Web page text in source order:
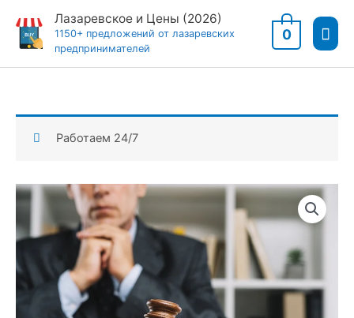
содержимому
Лазаревское и Цены (2026)
1150+ предложений от лазаревских
предпринимателей
0
Работаем 24/7